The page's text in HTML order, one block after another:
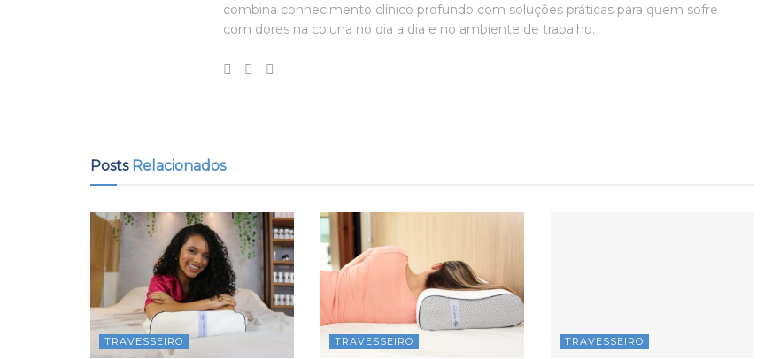
combina conhecimento clínico profundo com soluções práticas para quem sofre
com dores na coluna no dia a dia e no ambiente de trabalho.
Posts Relacionados
TRAVESSEIRO TRAVESSEIRO TRAVESSEIRO